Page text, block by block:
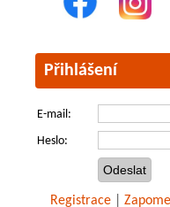
Přihlášení
E-mail:
Heslo:
Registrace